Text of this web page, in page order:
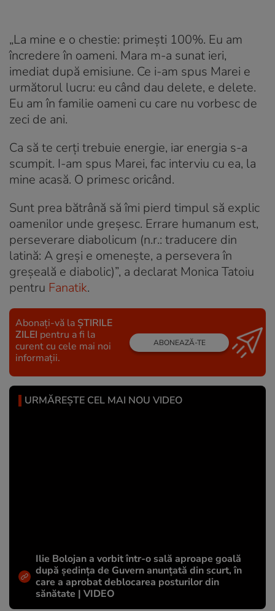
„La mine e o chestie: primești 100%. Eu am
încredere în oameni. Mara m-a sunat ieri,
imediat după emisiune. Ce i-am spus Marei e
următorul lucru: eu când dau delete, e delete.
Eu am în familie oameni cu care nu vorbesc de
zeci de ani.
Ca să te cerți trebuie energie, iar energia s-a
scumpit. I-am spus Marei, fac interviu cu ea, la
mine acasă. O primesc oricând.
Sunt prea bătrână să îmi pierd timpul să explic
oamenilor unde greșesc. Errare humanum est,
perseverare diabolicum (n.r.: traducere din
latină: A greși e omenește, a persevera în
greșeală e diabolic)”, a declarat Monica Tatoiu
pentru Fanatik.
Abonați-vă la ȘTIRILE
ZILEI pentru a fi la
curent cu cele mai noi
informații.
ABONEAZĂ-TE
URMĂREȘTE CEL MAI NOU VIDEO
Ilie Bolojan a vorbit într-o sală aproape goală
după ședința de Guvern anunțată din scurt, în
care a aprobat deblocarea posturilor din
sănătate | VIDEO